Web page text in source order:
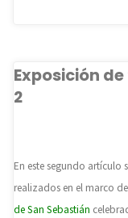
Exposición
2
En este segundo
realizados en el marco
de San Sebastián